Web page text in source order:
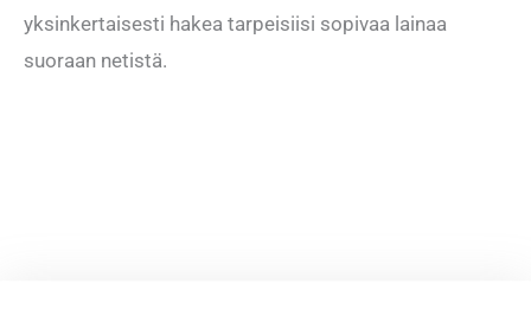
yksinkertaisesti hakea tarpeisiisi sopivaa lainaa
suoraan netistä.